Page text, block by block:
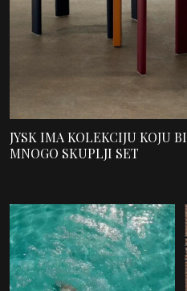
JYSK IMA KOLEKCIJU KOJU
MNOGO SKUPLJI SET